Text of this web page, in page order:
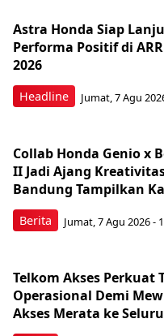
Headline
Astra Honda Siap
Performa Positif di
2026
Jumat, 7 Agu
Berita
Collab Honda Genio x
II Jadi Ajang
Bandung Tampilkan
Jumat, 7 Agu 2026 -
Telkom Akses Perkuat
Operasional Demi
Akses Merata ke